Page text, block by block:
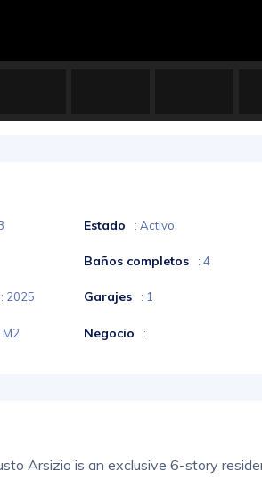
Estado : Activo
Baños completos : 4
: 2025 Garajes : 1
M2 Negocio :
Arsizio is an exclusive 6-story